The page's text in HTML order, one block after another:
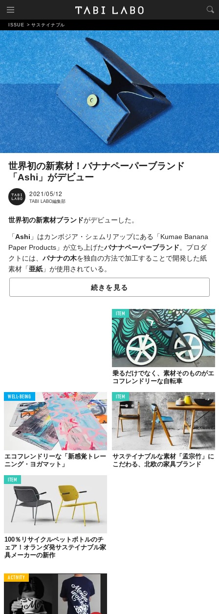
ISSUE サステイナブル
世界初の新素材！バナナペーパーブランド
「Ashi」がデビュー
2021/05/12
TABI LABO編集部
世界初の新素材ブランドがデビューした。
「Ashi 」はカンボジア・シェムリアップにある「Kumae Banana
Paper Products」が立ち上げたバナナペーパーブランド。プロダ
クトには、 バナナの木を独自の方法で加工することで開発した紙
素材「亜紙 」が使用されている。
ラインナップは財布、コインケース、カードケースの
強度と耐水性を誇り、ゆったりとした時間の流れる村の工房で、
ハンドメイドで作られているからこその懐かしい風合いが楽しめ
プロダクトカラーは、柔軟で普遍的な象徴として空をイメージ。
青くなったり、オレンジになったり、黒くなったり、グレーに見
えたり。暮らしの中で変化し続けている空にインスピレーション
価格は、財布が4780円、コインケースが2690円、カードケースが
3980円（すべて送料・税込）。ブランドの公式サイトで購入でき
る。
もう、バナナは、食べるだけじゃない。
続きを見る
ITEM
乗るだけでなく、素材そのものがエ
コフレンドリーな自転車
WELL-BEING
エコフレンドリーな「新感覚トレー
ニング・ヨガマット」
ITEM
サステイナブルな素材「孟宗竹」に
こだわる、北欧の家具ブランド
ITEM
100％リサイクルペットボトルのチ
ェア！オランダ発サステイナブル家
具メーカーの新作
ACTIVITY